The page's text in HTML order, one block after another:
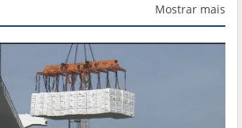
Mostrar mais